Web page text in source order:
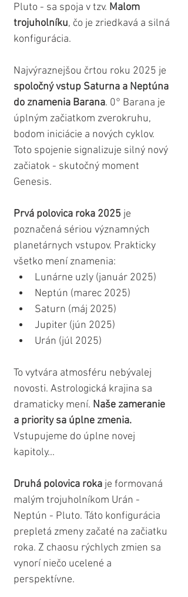
Pluto - sa spoja v tzv. Malom
trojuholníku, čo je zriedkavá a silná
konfigurácia.
Najvýraznejšou črtou roku 2025 je
spoločný vstup Saturna a Neptúna
do znamenia Barana. 0° Barana je
úplným začiatkom zverokruhu,
bodom iniciácie a nových cyklov.
Toto spojenie signalizuje silný nový
začiatok - skutočný moment
Genesis.
Prvá polovica roka 2025 je
poznačená sériou významných
planetárnych vstupov. Prakticky
všetko mení znamenia:
Lunárne uzly (január 2025)
Neptún (marec 2025)
Saturn (máj 2025)
Jupiter (jún 2025)
Urán (júl 2025)
To vytvára atmosféru nebývalej
novosti. Astrologická krajina sa
dramaticky mení. Naše zameranie
a priority sa úplne zmenia.
Vstupujeme do úplne novej
kapitoly...
Druhá polovica roka je formovaná
malým trojuholníkom Urán -
Neptún - Pluto. Táto konfigurácia
prepletá zmeny začaté na začiatku
roka. Z chaosu rýchlych zmien sa
vynorí niečo ucelené a
perspektívne.